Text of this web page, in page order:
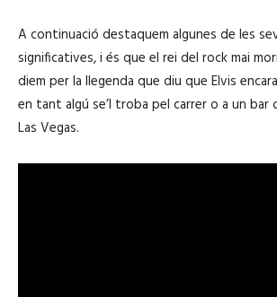
A continuació destaquem algunes de les
significatives, i és que el rei del rock mai
diem per la llegenda que diu que Elvis
en tant algú se’l troba pel carrer o a un bar
Las Vegas.